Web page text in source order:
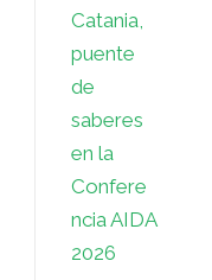
Catania,
puente
de
saberes
en la
Confere
ncia AIDA
2026